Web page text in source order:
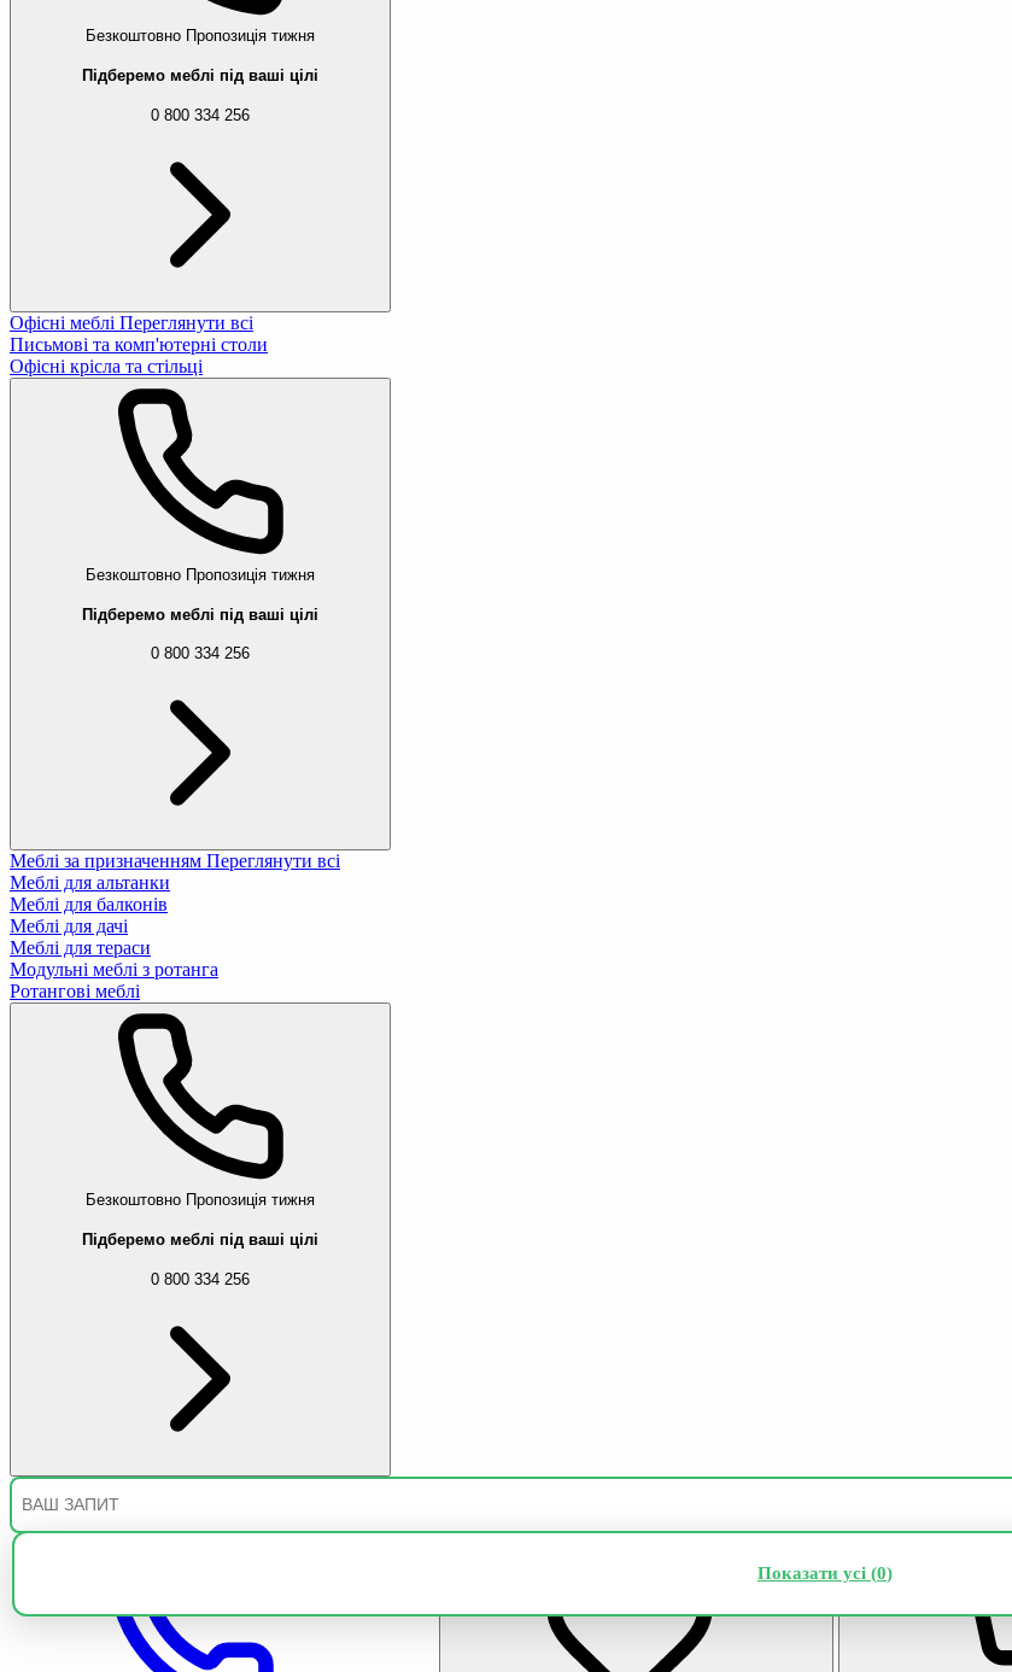
Безкоштовно Пропозиція тижня
Підберемо меблі під ваші цілі
0 800 334 256
Офісні меблі Переглянути всі
Письмові та комп'ютерні столи
Офісні крісла та стільці
Безкоштовно Пропозиція тижня
Підберемо меблі під ваші цілі
0 800 334 256
Меблі за призначенням Переглянути всі
Меблі для альтанки
Меблі для балконів
Меблі для дачі
Меблі для тераси
Модульні меблі з ротанга
Ротангові меблі
Безкоштовно Пропозиція тижня
Підберемо меблі під ваші цілі
0 800 334 256
Показати усі (0)